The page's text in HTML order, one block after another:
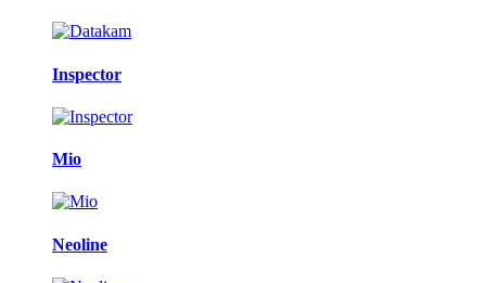
Inspector
Mio
Neoline